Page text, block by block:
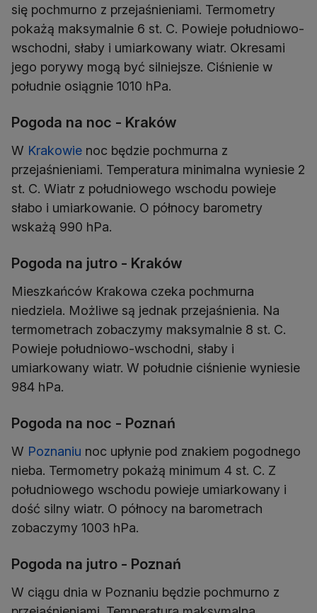
się pochmurno z przejaśnieniami. Termometry
pokażą maksymalnie 6 st. C. Powieje południowo-
wschodni, słaby i umiarkowany wiatr. Okresami
jego porywy mogą być silniejsze. Ciśnienie w
południe osiągnie 1010 hPa.
Pogoda na noc - Kraków
W Krakowie noc będzie pochmurna z
przejaśnieniami. Temperatura minimalna wyniesie 2
st. C. Wiatr z południowego wschodu powieje
słabo i umiarkowanie. O północy barometry
wskażą 990 hPa.
Pogoda na jutro - Kraków
Mieszkańców Krakowa czeka pochmurna
niedziela. Możliwe są jednak przejaśnienia. Na
termometrach zobaczymy maksymalnie 8 st. C.
Powieje południowo-wschodni, słaby i
umiarkowany wiatr. W południe ciśnienie wyniesie
984 hPa.
Pogoda na noc - Poznań
W Poznaniu noc upłynie pod znakiem pogodnego
nieba. Termometry pokażą minimum 4 st. C. Z
południowego wschodu powieje umiarkowany i
dość silny wiatr. O północy na barometrach
zobaczymy 1003 hPa.
Pogoda na jutro - Poznań
W ciągu dnia w Poznaniu będzie pochmurno z